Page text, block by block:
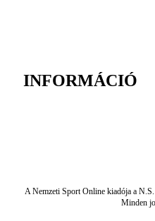
INFORMÁCIÓ
A Nemzeti Sport Online kiadója a
Minden